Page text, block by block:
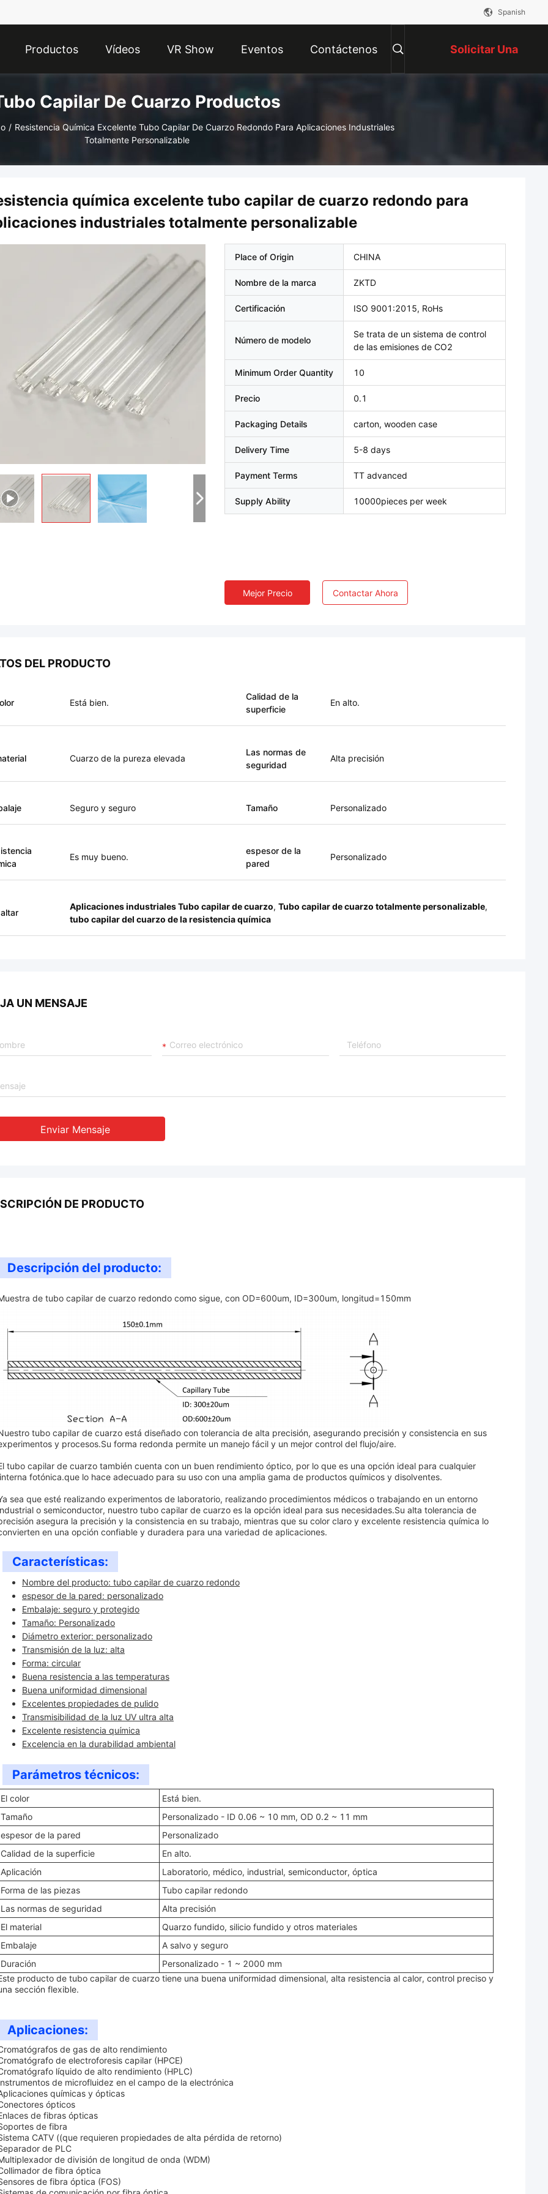
Spanish
Productos Vídeos VR Show Eventos Contáctenos Solicitar Una
Capilar De Cuarzo Productos
/ Resistencia Química Excelente Tubo Capilar De Cuarzo Redondo Para Aplicaciones Industriales
Totalmente Personalizable
química excelente tubo capilar de cuarzo redondo para
industriales totalmente personalizable
Place of Origin CHINA
Nombre de la marca ZKTD
Certificación ISO 9001:2015, RoHs
Número de modelo
Se trata de un sistema de control
de las emisiones de CO2
Minimum Order Quantity 10
Precio 0.1
Packaging Details carton, wooden case
Delivery Time 5-8 days
Payment Terms TT advanced
Supply Ability 10000pieces per week
Mejor Precio Contactar Ahora
DEL PRODUCTO
Está bien.
Calidad de la
superficie
En alto.
Cuarzo de la pureza elevada
Las normas de
seguridad
Alta precisión
Seguro y seguro Tamaño Personalizado
Es muy bueno.
espesor de la
pared
Personalizado
Aplicaciones industriales Tubo capilar de cuarzo, Tubo capilar de cuarzo totalmente personalizable,
tubo capilar del cuarzo de la resistencia química
UN MENSAJE
Enviar Mensaje
DE PRODUCTO
Descripción del producto:
de tubo capilar de cuarzo redondo como sigue, con OD=600um, ID=300um, longitud=150mm
tubo capilar de cuarzo está diseñado con tolerancia de alta precisión, asegurando precisión y consistencia en sus
y procesos.Su forma redonda permite un manejo fácil y un mejor control del flujo/aire.
tubo capilar de cuarzo también cuenta con un buen rendimiento óptico, por lo que es una opción ideal para cualquier
fotónica.que lo hace adecuado para su uso con una amplia gama de productos químicos y disolventes.
sea que esté realizando experimentos de laboratorio, realizando procedimientos médicos o trabajando en un entorno
o semiconductor, nuestro tubo capilar de cuarzo es la opción ideal para sus necesidades.Su alta tolerancia de
asegura la precisión y la consistencia en su trabajo, mientras que su color claro y excelente resistencia química lo
en una opción confiable y duradera para una variedad de aplicaciones.
Características:
Nombre del producto: tubo capilar de cuarzo redondo
espesor de la pared: personalizado
Embalaje: seguro y protegido
Tamaño: Personalizado
Diámetro exterior: personalizado
Transmisión de la luz: alta
Forma: circular
Buena resistencia a las temperaturas
Buena uniformidad dimensional
Excelentes propiedades de pulido
Transmisibilidad de la luz UV ultra alta
Excelente resistencia química
Excelencia en la durabilidad ambiental
Parámetros técnicos:
El color
Está bien.
Tamaño
Personalizado - ID 0.06 ~ 10 mm, OD 0.2 ~ 11 mm
espesor de la pared
Personalizado
Calidad de la superficie
En alto.
Aplicación
Laboratorio, médico, industrial, semiconductor, óptica
Forma de las piezas
Tubo capilar redondo
Las normas de seguridad
Alta precisión
El material
Quarzo fundido, silicio fundido y otros materiales
Embalaje
A salvo y seguro
Duración
Personalizado - 1 ~ 2000 mm
producto de tubo capilar de cuarzo tiene una buena uniformidad dimensional, alta resistencia al calor, control preciso y
sección flexible.
Aplicaciones:
de gas de alto rendimiento
de electroforesis capilar (HPCE)
líquido de alto rendimiento (HPLC)
de microfluidez en el campo de la electrónica
químicas y ópticas
ópticos
de fibras ópticas
de fibra
CATV ((que requieren propiedades de alta pérdida de retorno)
de PLC
de división de longitud de onda (WDM)
de fibra óptica
de fibra óptica (FOS)